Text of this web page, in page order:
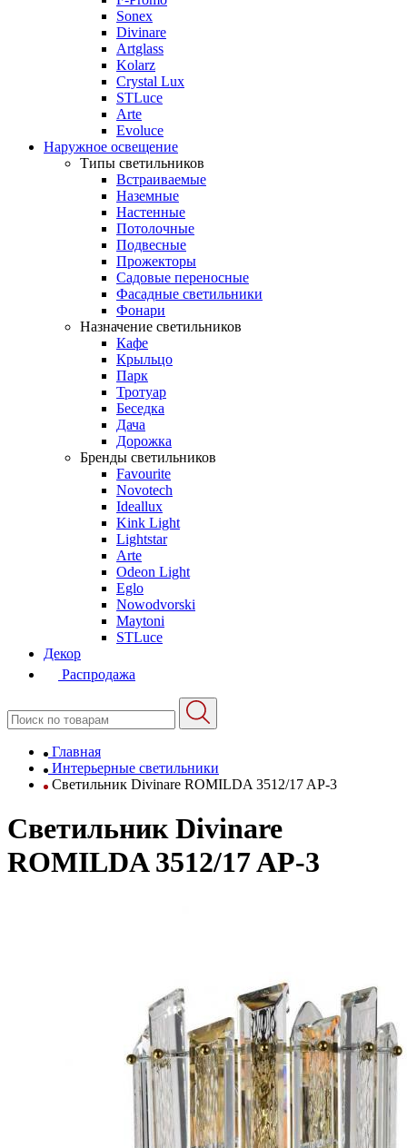
Sonex
Divinare
Artglass
Kolarz
Crystal Lux
STLuce
Arte
Evoluce
Наружное освещение
Типы светильников
Встраиваемые
Наземные
Настенные
Потолочные
Подвесные
Прожекторы
Садовые переносные
Фасадные светильники
Фонари
Назначение светильников
Кафе
Крыльцо
Парк
Тротуар
Беседка
Дача
Дорожка
Бренды светильников
Favourite
Novotech
Ideallux
Kink Light
Lightstar
Arte
Odeon Light
Eglo
Nowodvorski
Maytoni
STLuce
Декор
Распродажа
Главная
Интерьерные светильники
Светильник Divinare ROMILDA 3512/17 AP-3
Светильник Divinare
ROMILDA 3512/17 AP-3